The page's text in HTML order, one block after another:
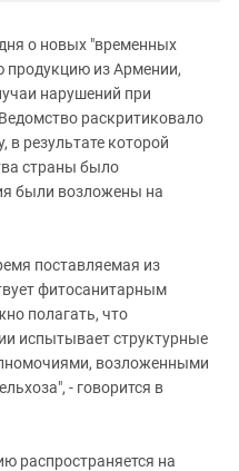
о новых "временных
продукцию из Армении,
нарушений при
раскритиковало
результате которой
страны было
были возложены на
поставляемая из
фитосанитарным
полагать, что
испытывает структурные
возложенными
- говорится в
распространяется на